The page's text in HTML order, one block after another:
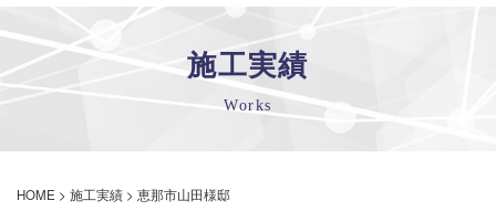
施工実績
Works
HOME > 施工実績 > 恵那市山田様邸